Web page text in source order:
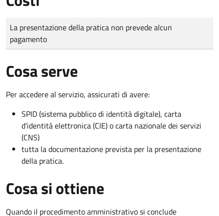
Tipo di pagamento
Importo
La presentazione della pratica non prevede alcun
pagamento
Cosa serve
Per accedere al servizio, assicurati di avere:
SPID (sistema pubblico di identità digitale), carta
d’identità elettronica (CIE) o carta nazionale dei servizi
(CNS)
tutta la documentazione prevista per la presentazione
della pratica.
Cosa si ottiene
Quando il procedimento amministrativo si conclude